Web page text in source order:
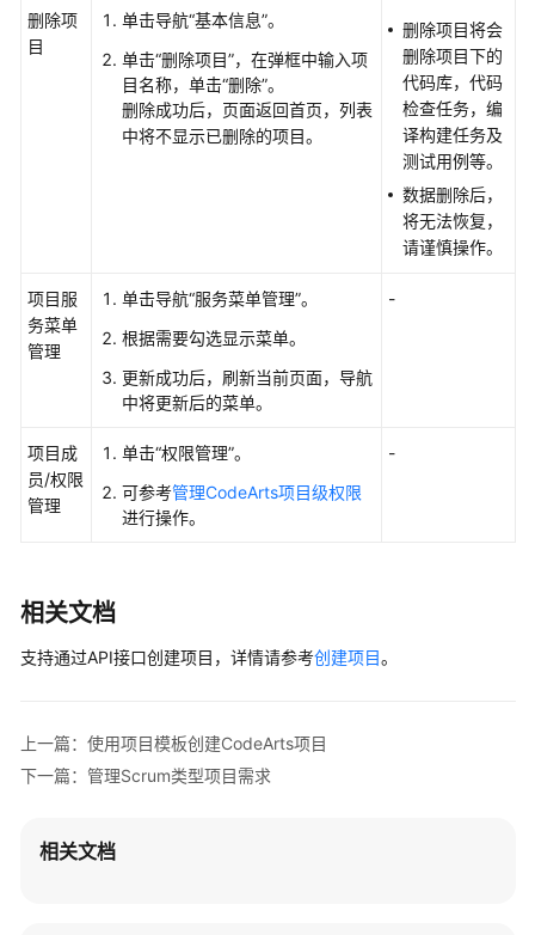
目
项
目
看
审
选）
知
用
户
删除项
目
单击导航“基本信息”。
单击“删除项目”，在弹框中输入项
目名称，单击“删除”。
删除成功后，页面返回首页，列表
中将不显示已删除的项目。
删除项目将会
删除项目下的
代码库，代码
检查任务，编
译构建任务及
测试用例等。
数据删除后，
将无法恢复，
请谨慎操作。
项目服
务菜单
管理
单击导航“服务菜单管理”。
根据需要勾选显示菜单。
更新成功后，刷新当前页面，导航
中将更新后的菜单。
-
项目成
员/权限
管理
单击“权限管理”。
可参考管理CodeArts项目级权限
进行操作。
-
相关文档
支持通过API接口创建项目，详情请参考创建项目。
上一篇：使用项目模板创建CodeArts项目
下一篇：管理Scrum类型项目需求
相关文档